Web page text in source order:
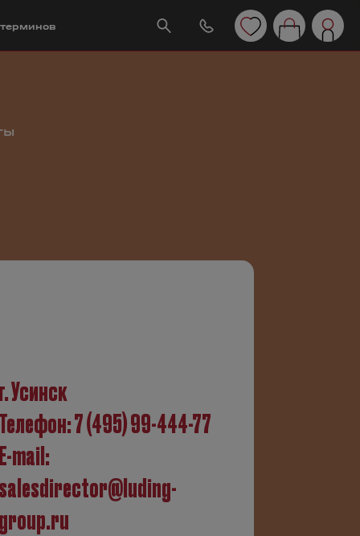
г. Усинск
Телефон:7 (495) 99-444-77
E-mail:
salesdirector@luding-
group.ru